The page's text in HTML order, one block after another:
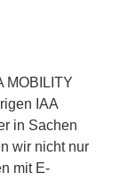
MOBILITY
IAA
in Sachen
wir nicht nur
mit E-